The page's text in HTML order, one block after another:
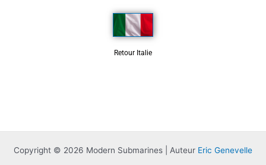
Retour Italie
Copyright © 2026 Modern Submarines | Auteur Eric Genevelle